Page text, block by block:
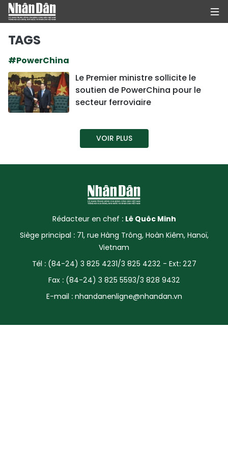
POLITIQUE
SOCIÉTÉ
CULTURE
TOURISME
ENVIRONNEMENT
SPORT
FRANCOPHONIE
TAGS
#PowerChina
Le Premier ministre sollicite le
soutien de PowerChina pour le
secteur ferroviaire
VOIR PLUS
Rédacteur en chef : Lê Quôc Minh
Siège principal : 71, rue Hàng Trông, Hoàn Kiêm, Hanoï,
Vietnam
Tél : (84-24) 3 825 4231/3 825 4232 - Ext: 227
Fax : (84-24) 3 825 5593/3 828 9432
E-mail : nhandanenligne@nhandan.vn